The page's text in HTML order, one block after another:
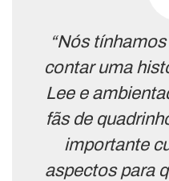
“Nós
contar uma
Lee e
fãs de
importante
aspectos para